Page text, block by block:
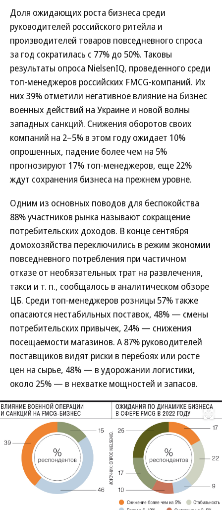
Доля ожидающих роста бизнеса среди
руководителей российского ритейла и
производителей товаров повседневного спроса
за год сократилась с 77% до 50%. Таковы
результаты опроса NielsenIQ, проведенного среди
топ-менеджеров российских FMCG-компаний. Их
них 39% отметили негативное влияние на бизнес
военных действий на Украине и новой волны
западных санкций. Снижения оборотов своих
компаний на 2–5% в этом году ожидает 10%
опрошенных, падение более чем на 5%
прогнозируют 17% топ-менеджеров, еще 22%
ждут сохранения бизнеса на прежнем уровне.
Одним из основных поводов для беспокойства
88% участников рынка называют сокращение
потребительских доходов. В конце сентября
домохозяйства переключились в режим экономии
повседневного потребления при частичном
отказе от необязательных трат на развлечения,
такси и т. п., сообщалось в аналитическом обзоре
ЦБ. Среди топ-менеджеров розницы 57% также
опасаются нестабильных поставок, 48% — смены
потребительских привычек, 24% — снижения
посещаемости магазинов. А 87% руководителей
поставщиков видят риски в перебоях или росте
цен на сырье, 48% — в удорожании логистики,
около 25% — в нехватке мощностей и запасов.
Развернуть